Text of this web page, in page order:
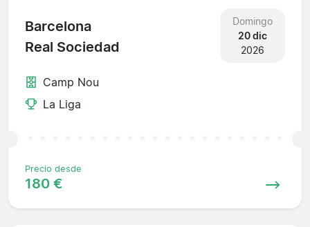
Barcelona
Real Sociedad
Domingo
20 dic
2026
Camp Nou
La Liga
Precio desde
180 €